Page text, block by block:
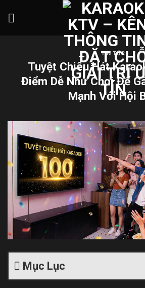
TIN TỨC
Tuyệt Chiêu Hát
Điểm Dễ Như Chơi Để
Mạnh Với Hội
Mục Lục